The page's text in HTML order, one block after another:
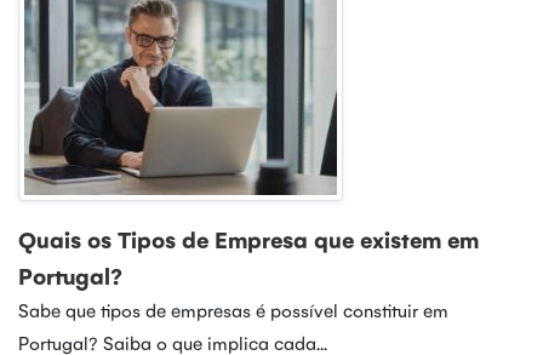
Quais os Tipos de Empresa que existem em
Portugal?
Sabe que tipos de empresas é possível constituir em
Portugal? Saiba o que implica cada...